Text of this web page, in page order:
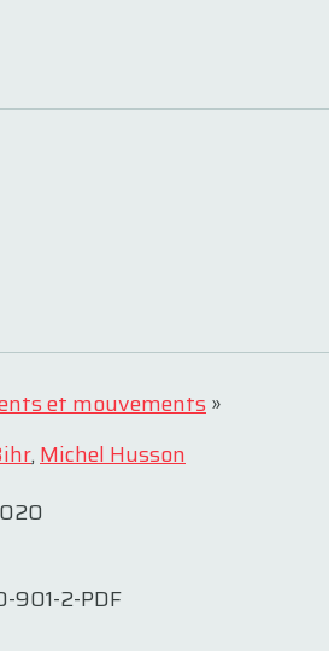
et mouvements»
,Michel Husson
2-PDF